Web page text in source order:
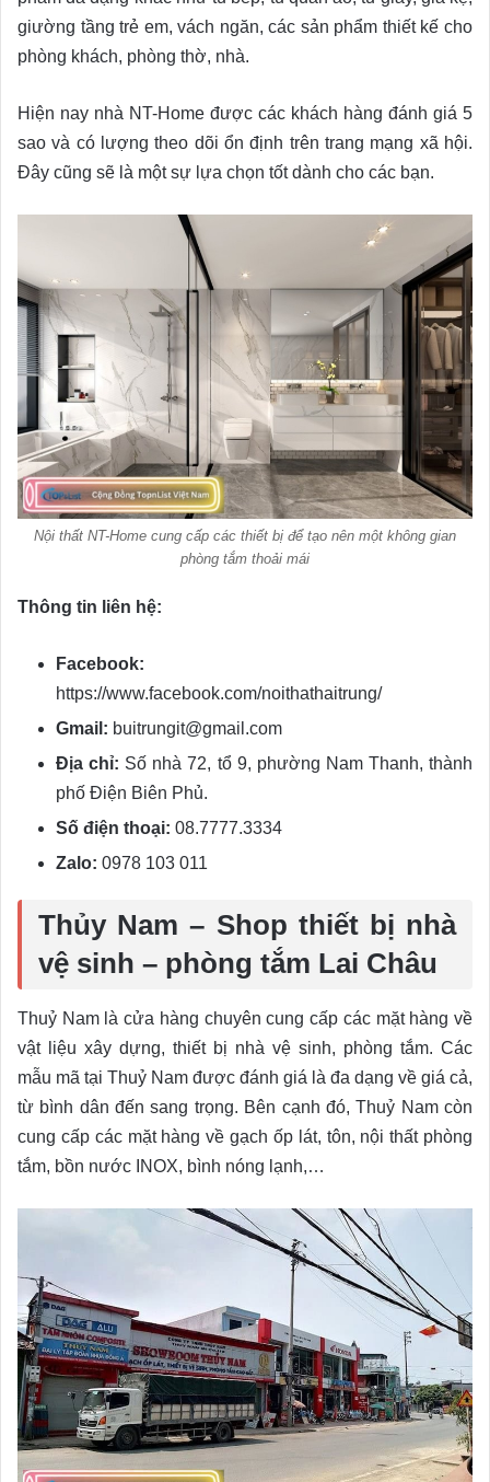
giường tầng trẻ em, vách ngăn, các sản phẩm thiết kế cho
phòng khách, phòng thờ, nhà.
Hiện nay nhà NT-Home được các khách hàng đánh giá 5
sao và có lượng theo dõi ổn định trên trang mạng xã hội.
Đây cũng sẽ là một sự lựa chọn tốt dành cho các bạn.
Nội thất NT-Home cung cấp các thiết bị để tạo nên một không gian
phòng tắm thoải mái
Thông tin liên hệ:
Facebook:
https://www.facebook.com/noithathaitrung/
Gmail: buitrungit@gmail.com
Địa chỉ: Số nhà 72, tổ 9, phường Nam Thanh, thành
phố Điện Biên Phủ.
Số điện thoại: 08.7777.3334
Zalo: 0978 103 011
Thủy Nam – Shop thiết bị nhà
vệ sinh – phòng tắm Lai Châu
Thuỷ Nam là cửa hàng chuyên cung cấp các mặt hàng về
vật liệu xây dựng, thiết bị nhà vệ sinh, phòng tắm. Các
mẫu mã tại Thuỷ Nam được đánh giá là đa dạng về giá cả,
từ bình dân đến sang trọng. Bên cạnh đó, Thuỷ Nam còn
cung cấp các mặt hàng về gạch ốp lát, tôn, nội thất phòng
tắm, bồn nước INOX, bình nóng lạnh,…